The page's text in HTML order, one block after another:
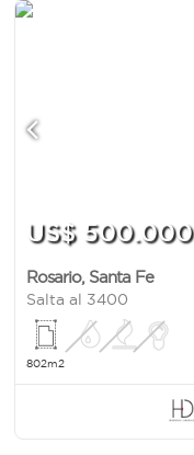
US$ 500.000
Rosario, Santa Fe
Salta al 3400
802m2